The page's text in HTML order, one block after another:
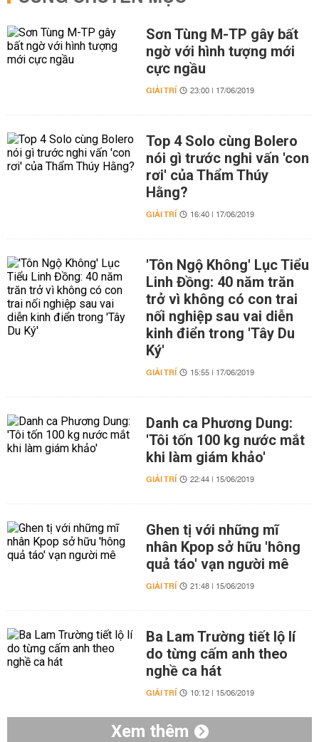
Sơn Tùng M-TP gây bất
ngờ với hình tượng mới
cực ngầu
GIẢI TRÍ 23:00 | 17/06/2019
Top 4 Solo cùng Bolero
nói gì trước nghi vấn 'con
rơi' của Thẩm Thúy
Hằng?
GIẢI TRÍ 16:40 | 17/06/2019
'Tôn Ngộ Không' Lục Tiểu
Linh Đồng: 40 năm trăn
trở vì không có con trai
nối nghiệp sau vai diễn
kinh điển trong 'Tây Du
Ký'
GIẢI TRÍ 15:55 | 17/06/2019
Danh ca Phương Dung:
'Tôi tốn 100 kg nước mắt
khi làm giám khảo'
GIẢI TRÍ 22:44 | 15/06/2019
Ghen tị với những mĩ
nhân Kpop sở hữu 'hông
quả táo' vạn người mê
GIẢI TRÍ 21:48 | 15/06/2019
Ba Lam Trường tiết lộ lí
do từng cấm anh theo
nghề ca hát
GIẢI TRÍ 10:12 | 15/06/2019
Xem thêm